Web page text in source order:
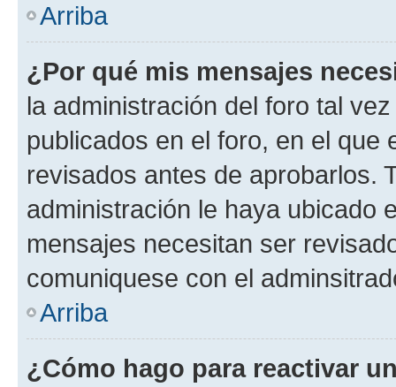
Arriba
¿Por qué mis mensajes
la administración del foro tal
publicados en el foro, en el
revisados antes de aprobarlos.
administración le haya ubicado
mensajes necesitan ser
comuniquese con el
Arriba
¿Cómo hago para reactivar